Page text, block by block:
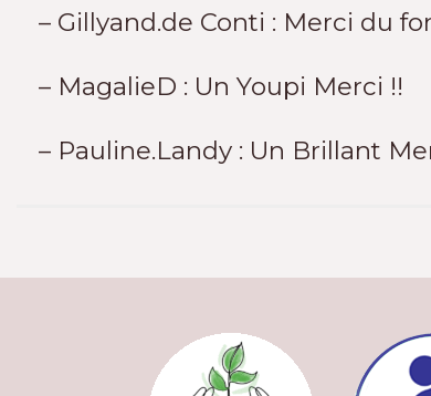
– Gillyand.de Conti : Merci du
– MagalieD : Un Youpi Merci !!
– Pauline.Landy : Un Brillant